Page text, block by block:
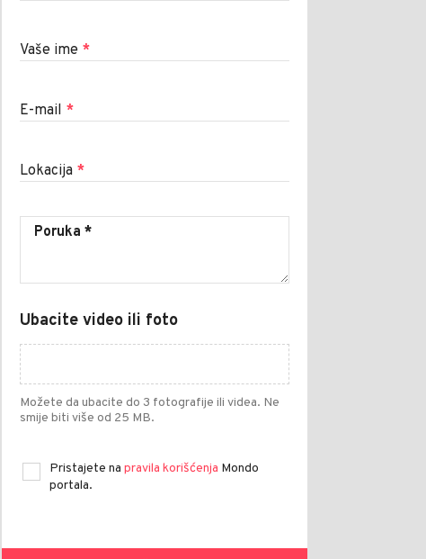
Vaše ime *
E-mail *
Lokacija *
Ubacite video ili foto
Možete da ubacite do 3 fotografije ili videa. Ne
smije biti više od 25 MB.
Pristajete na pravila korišćenja Mondo
portala.